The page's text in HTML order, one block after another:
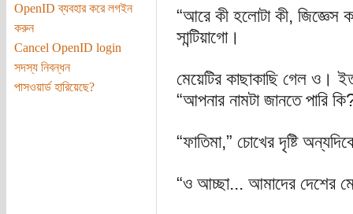
OpenID ব্যবহার করে লগইন
করুন
Cancel OpenID login
সদস্য নিবন্ধন
পাসওয়ার্ড হারিয়েছে?
“আরে কী হলোটা কী, জিজ্ঞেস
সান্টিয়াগো।
মেয়েটির কাছাকাছি গেল
“আপনার নামটা জানতে পারি
“ফাতিমা,” চোখের দৃষ্টি
“ও আচ্ছা... আমাদের দেশের